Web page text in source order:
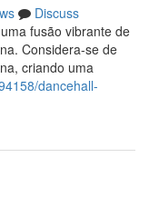
Discuss
fusão vibrante de
Considera-se de
criando uma
dancehall-